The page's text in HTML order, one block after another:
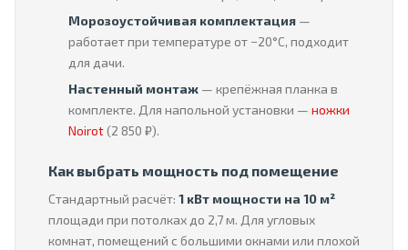
Морозоустойчивая комплектация —
работает при температуре от −20°C, подходит
для дачи.
Настенный монтаж — крепёжная планка в
комплекте. Для напольной установки — ножки
Noirot(2 850 ₽).
Как выбрать мощность под помещение
Стандартный расчёт: 1 кВт мощности на 10 м²
площади при потолках до 2,7 м. Для угловых
комнат, помещений с большими окнами или плохой